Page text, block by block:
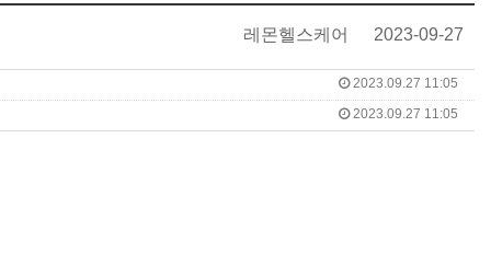
레몬헬스케어 2023-09-27
2023.09.27 11:05
2023.09.27 11:05